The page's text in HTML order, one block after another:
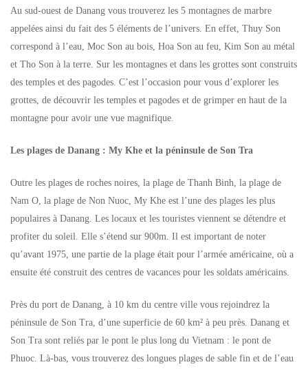
Au sud-ouest de Danang vous trouverez les 5 montagnes de marbre
appelées ainsi du fait des 5 éléments de l’univers. En effet, Thuy Son
correspond à l’eau, Moc Son au bois, Hoa Son au feu, Kim Son au métal
et Tho Son à la terre. Sur les montagnes et dans les grottes sont construits
des temples et des pagodes. C’est l’occasion pour vous d’explorer les
grottes, de découvrir les temples et pagodes et de grimper en haut de la
montagne pour avoir une vue magnifique.
Les plages de Danang : My Khe et la péninsule de Son Tra
Outre les plages de roches noires, la plage de Thanh Binh, la plage de
Nam O, la plage de Non Nuoc, My Khe est l’une des plages les plus
populaires à Danang. Les locaux et les touristes viennent se détendre et
profiter du soleil. Elle s’étend sur 900m. Il est important de noter
qu’avant 1975, une partie de la plage était pour l’armée américaine, où a
ensuite été construit des centres de vacances pour les soldats américains.
Près du port de Danang, à 10 km du centre ville vous rejoindrez la
péninsule de Son Tra, d’une superficie de 60 km² à peu près. Danang et
Son Tra sont reliés par le pont le plus long du Vietnam : le pont de
Phuoc. Là-bas, vous trouverez des longues plages de sable fin et de l’eau